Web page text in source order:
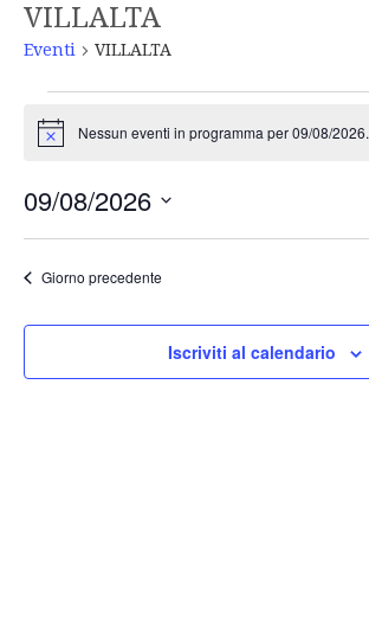
VILLALTA
Eventi VILLALTA
Notice Nessun eventi in programma per 09/08/2026.
09/08/2026
data.
Giorno precedente
Iscriviti al calendario